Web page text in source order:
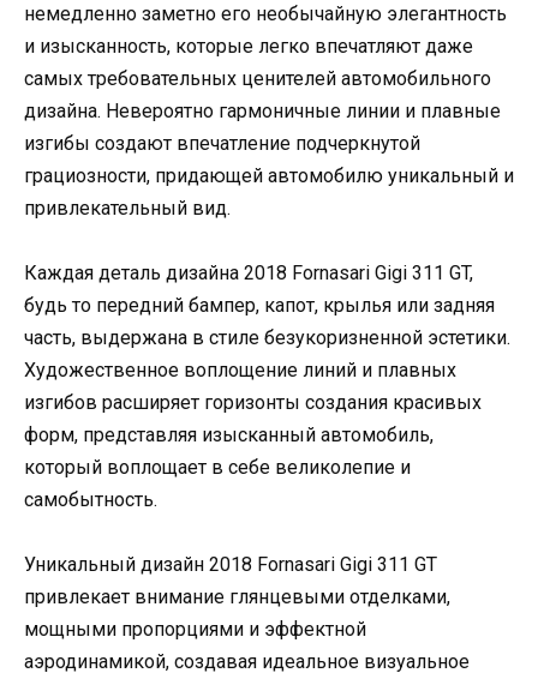
немедленно заметно его необычайную элегантность
и изысканность, которые легко впечатляют даже
самых требовательных ценителей автомобильного
дизайна. Невероятно гармоничные линии и плавные
изгибы создают впечатление подчеркнутой
грациозности, придающей автомобилю уникальный и
привлекательный вид.
Каждая деталь дизайна 2018 Fornasari Gigi 311 GT,
будь то передний бампер, капот, крылья или задняя
часть, выдержана в стиле безукоризненной эстетики.
Художественное воплощение линий и плавных
изгибов расширяет горизонты создания красивых
форм, представляя изысканный автомобиль,
который воплощает в себе великолепие и
самобытность.
Уникальный дизайн 2018 Fornasari Gigi 311 GT
привлекает внимание глянцевыми отделками,
мощными пропорциями и эффектной
аэродинамикой, создавая идеальное визуальное